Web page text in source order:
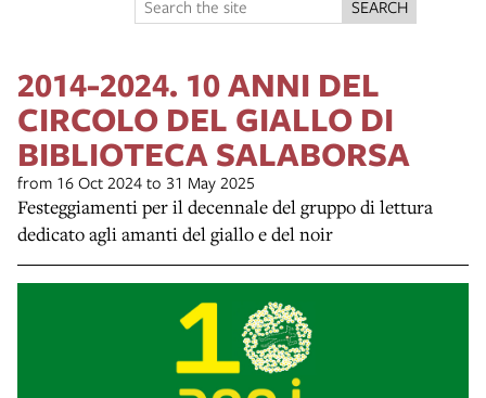
SEARCH
2014-2024. 10 ANNI DEL
CIRCOLO DEL GIALLO DI
BIBLIOTECA SALABORSA
from 16 Oct 2024 to 31 May 2025
Festeggiamenti per il decennale del gruppo di lettura
dedicato agli amanti del giallo e del noir